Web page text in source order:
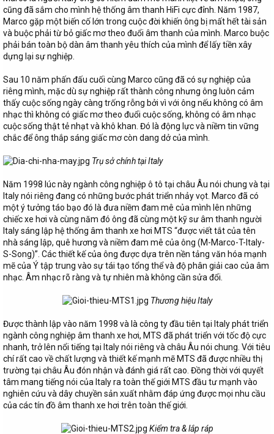
cũng đã sắm cho mình hệ thống âm thanh HiFi cực đỉnh. Năm 1987,
Marco gặp một biến cố lớn trong cuộc đời khiến ông bị mất hết tài sản
và buộc phải từ bỏ giấc mơ theo đuổi âm thanh của mình. Marco buộc
phải bán toàn bộ dàn âm thanh yêu thích của mình để lấy tiền xây
dựng lại sự nghiệp.
Sau 10 năm phấn đấu cuối cùng Marco cũng đã có sự nghiệp của
riêng mình, mặc dù sự nghiệp rất thành công nhưng ông luôn cảm
thấy cuộc sống ngày càng trống rỗng bởi vì với ông nếu không có âm
nhạc thì không có giấc mơ theo đuổi cuộc sống, không có âm nhạc
cuộc sống thật tẻ nhạt và khô khan. Đó là động lực và niềm tin vững
chắc để ông thắp sáng giấc mơ còn dang dở của mình.
Trụ sở chính tại Italy
Năm 1998 lúc này ngành công nghiệp ô tô tại châu Âu nói chung và tại
Italy nói riêng đang có những bước phát triển nhảy vọt. Marco đã có
một ý tưởng táo bạo đó là đưa niềm đam mê của mình lên những
chiếc xe hơi và cùng năm đó ông đã cùng một kỹ sư âm thanh người
Italy sáng lập hệ thống âm thanh xe hơi MTS “được viết tắt của tên
nhà sáng lập, quê hương và niềm đam mê của ông (M-Marco-T-Italy-
S-Song)”. Các thiết kế của ông được dựa trên nền tảng văn hóa mạnh
mẽ của Ý tập trung vào sự tái tạo tổng thể và độ phân giải cao của âm
nhạc. Âm nhạc rõ ràng và tự nhiên mà không cần sửa đổi.
Thương hiệu Italy
Được thành lập vào năm 1998 và là công ty đầu tiên tại Italy phát triển
ngành công nghiệp âm thanh xe hơi, MTS đã phát triển với tốc độ cực
nhanh, trở lên nổi tiếng tại Italy nói riêng và châu Âu nói chung. Với tiêu
chí rất cao về chất lượng và thiết kế mạnh mẽ MTS đã được nhiều thị
trường tại châu Âu đón nhận và đánh giá rất cao. Đồng thời với quyết
tâm mang tiếng nói của Italy ra toàn thế giới MTS đầu tư mạnh vào
nghiên cứu và dây chuyền sản xuất nhằm đáp ứng được mọi nhu cầu
của các tín đồ âm thanh xe hơi trên toàn thế giới.
Kiểm tra & lắp ráp